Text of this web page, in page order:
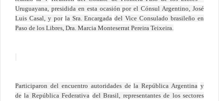
Uruguayana, presidida en esta ocasión por el Cónsul Argentino, José
Luis Casal, y por la Sra. Encargada del Vice Consulado brasileño en
Paso de los Libres, Dra. Marcia Monteserrat Pereira Teixeira.
Participaron del encuentro autoridades de la República Argentina y
de la República Federativa del Brasil, representantes de los sectores